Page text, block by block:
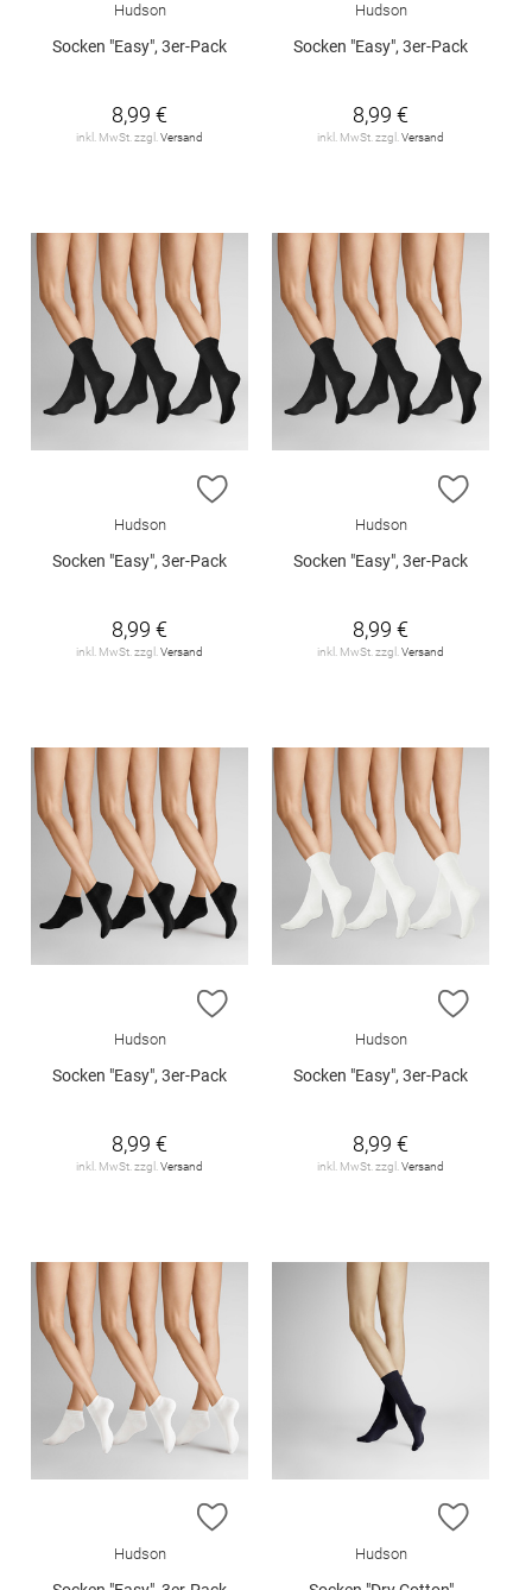
Hudson
Socken "Easy", 3er-Pack
8,99 €
inkl. MwSt. zzgl. Versand
Hudson
Socken "Easy", 3er-Pack
8,99 €
inkl. MwSt. zzgl. Versand
ZUR WUNSCHLISTE HINZUFÜGEN
Hudson
Socken "Easy", 3er-Pack
8,99 €
inkl. MwSt. zzgl. Versand
ZUR
Hudson
Socken "Easy", 3er-Pack
8,99 €
inkl. MwSt. zzgl. Versand
ZUR WUNSCHLISTE HINZUFÜGEN
Hudson
Socken "Easy", 3er-Pack
8,99 €
inkl. MwSt. zzgl. Versand
ZUR
Hudson
Socken "Easy", 3er-Pack
8,99 €
inkl. MwSt. zzgl. Versand
ZUR WUNSCHLISTE HINZUFÜGEN
Hudson
ZUR
Hudson